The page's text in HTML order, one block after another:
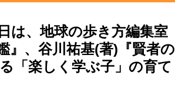
は、地球の歩き方編集室
』、谷川祐基(著)『賢者の
「楽しく学ぶ子」の育て